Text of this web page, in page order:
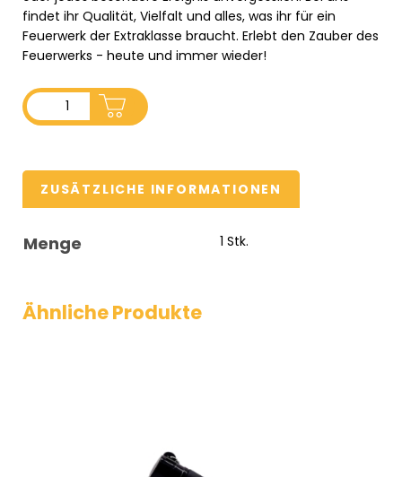
findet ihr Qualität, Vielfalt und alles, was ihr für ein
Feuerwerk der Extraklasse braucht. Erlebt den Zauber des
Feuerwerks - heute und immer wieder!
ZUSÄTZLICHE INFORMATIONEN
Menge 1 Stk.
Ähnliche Produkte